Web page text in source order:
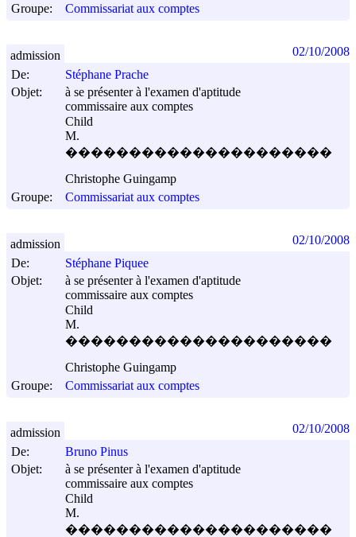
Groupe:
Commissariat aux comptes
De:
Stéphane Prache
Objet:
à se présenter à l'examen d'aptitude
commissaire aux comptes
Child
M.
���������������������
Christophe Guingamp
Groupe:
Commissariat aux comptes
admission 02/10/2008
De:
Stéphane Piquee
Objet:
à se présenter à l'examen d'aptitude
commissaire aux comptes
Child
M.
���������������������
Christophe Guingamp
Groupe:
Commissariat aux comptes
admission 02/10/2008
De:
Bruno Pinus
Objet:
à se présenter à l'examen d'aptitude
commissaire aux comptes
Child
M.
���������������������
admission 02/10/2008